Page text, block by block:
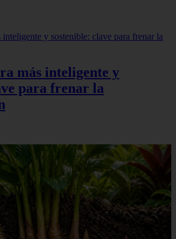
más inteligente y
para frenar la